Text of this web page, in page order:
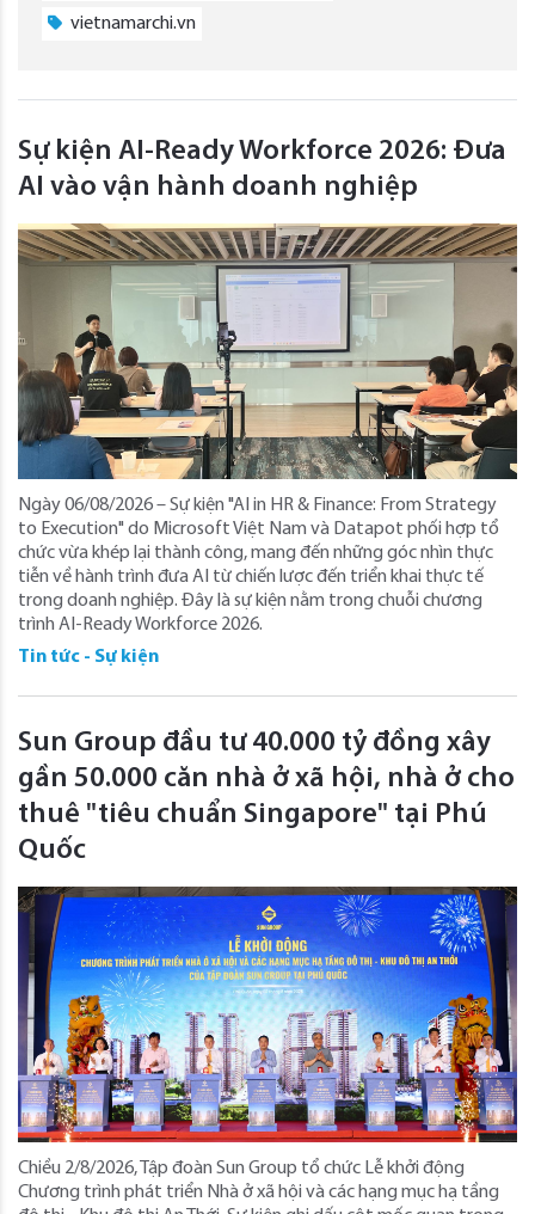
vietnamarchi.vn
Sự kiện AI-Ready Workforce 2026: Đưa
AI vào vận hành doanh nghiệp
Ngày 06/08/2026 – Sự kiện "AI in HR & Finance: From Strategy
to Execution" do Microsoft Việt Nam và Datapot phối hợp tổ
chức vừa khép lại thành công, mang đến những góc nhìn thực
tiễn về hành trình đưa AI từ chiến lược đến triển khai thực tế
trong doanh nghiệp. Đây là sự kiện nằm trong chuỗi chương
trình AI-Ready Workforce 2026.
Tin tức - Sự kiện
Sun Group đầu tư 40.000 tỷ đồng xây
gần 50.000 căn nhà ở xã hội, nhà ở cho
thuê "tiêu chuẩn Singapore" tại Phú
Quốc
Chiều 2/8/2026, Tập đoàn Sun Group tổ chức Lễ khởi động
Chương trình phát triển Nhà ở xã hội và các hạng mục hạ tầng